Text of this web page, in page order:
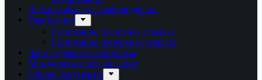
Версия сайта для слабовидящих
Расписание
Расписание (основная ссылка)
Расписание (резервная ссылка)
Часто задаваемые вопросы
Методическое обеспечение
Общие документы